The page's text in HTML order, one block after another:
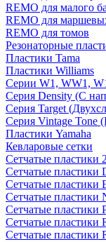
REMO для малого
REMO для
REMO для томов
Резонаторные
Пластики Tama
Пластики Williams
Серии W1, WW1,
Серия Density (C
Серия Target
Серия Vintage Tone
Пластики Yamaha
Кевларовые сетки
Сетчатые пластики
Сетчатые пластики
Сетчатые пластики
Сетчатые пластики
Сетчатые пластики
Сетчатые пластики
Сетчатые пластики